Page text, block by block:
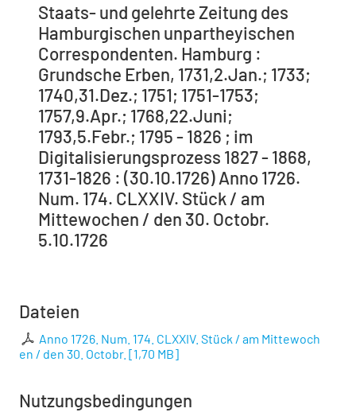
Staats- und gelehrte Zeitung des
Hamburgischen unpartheyischen
Correspondenten. Hamburg :
Grundsche Erben, 1731,2.Jan.; 1733;
1740,31.Dez.; 1751; 1751-1753;
1757,9.Apr.; 1768,22.Juni;
1793,5.Febr.; 1795 - 1826 ; im
Digitalisierungsprozess 1827 - 1868,
1731-1826 : (30.10.1726) Anno 1726.
Num. 174. CLXXIV. Stück / am
Mittewochen / den 30. Octobr.
5.10.1726
Dateien
Anno 1726. Num. 174. CLXXIV. Stück / am Mittewoch
en / den 30. Octobr. [1,70 MB]
Nutzungsbedingungen